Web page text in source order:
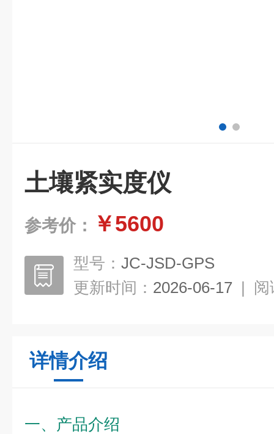
土壤紧实度仪
参考价： ￥5600
型号： JC-JSD-GPS
更新时间： 2026-06-17 | 阅
详情介绍
一、产品介绍